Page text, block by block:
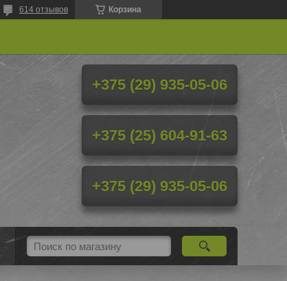
Корзина
614 отзывов
+375 (29) 935-05-06
+375 (25) 604-91-63
+375 (29) 935-05-06